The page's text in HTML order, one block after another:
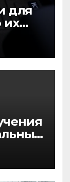
для
их